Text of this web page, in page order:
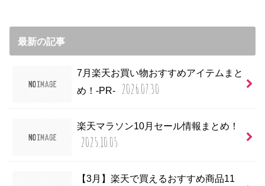
最新の記事
7月楽天お買い物おすすめアイテムまと
め！-PR-
2026.07.30
楽天マラソン10月セール情報まとめ！
2025.10.05
【3月】楽天で買えるおすすめ商品11